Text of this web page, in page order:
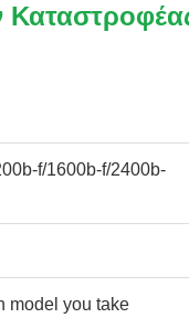
f/1600b-f/2400b-
model you take